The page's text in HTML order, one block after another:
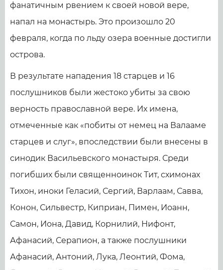
фанатичным рвением к своей новой вере,
напал на монастырь. Это произошло 20
февраля, когда по льду озера военные достигли
острова.
В результате нападения 18 старцев и 16
послушников были жестоко убиты за свою
верность православной вере. Их имена,
отмеченные как «побиты от немец на Валааме
старцев и слуг», впоследствии были внесены в
синодик Васильевского монастыря. Среди
погибших были священноинок Тит, схимонах
Тихон, иноки Геласий, Сергий, Варлаам, Савва,
Конон, Сильвестр, Киприан, Пимен, Иоанн,
Самон, Иона, Давид, Корнилий, Нифонт,
Афанасий, Серапион, а также послушники
Афанасий, Антоний, Лука, Леонтий, Фома,